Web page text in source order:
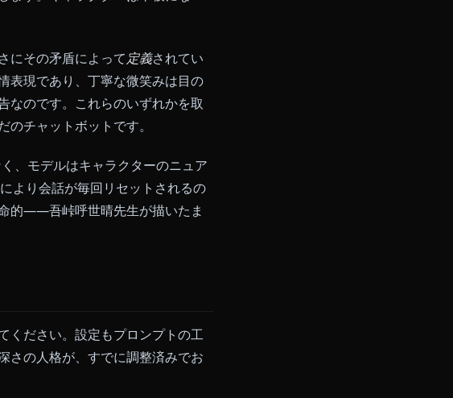
ットは「私も恋しい」といった汎用的な返
彼女の計画について、柱であることの代償
が作動します。キャラクターは平板にな
ーはまさにその矛盾によって
りの愛情表現であり、丁寧な微笑みは目の
いう警告なのです。これらのいずれかを取
限がなく、モデルはキャラクターのニュア
そして致命的——吾峠呼世晴先生が描いたま